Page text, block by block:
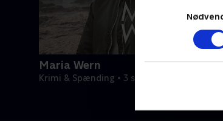
Maria Wern
Krimi & Spænding • 3 sæsoner